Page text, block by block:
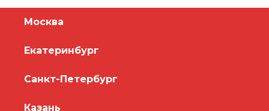
Москва
Екатеринбург
Санкт-Петербург
Казань